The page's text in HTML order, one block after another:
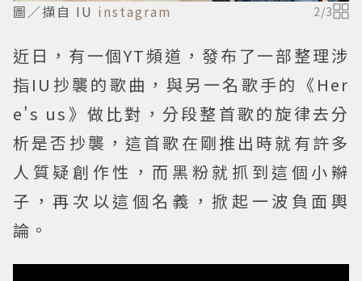
圖／擷自 IU instagram 2/3
近日，有一個YT頻道，發布了一部整理涉
指IU抄襲的歌曲，與另一名歌手的《Her
e's us》做比對，分段整首歌的旋律去分
析是否抄襲，這首歌在剛推出時就有許多
人質疑創作性，而黑粉就抓到這個小辮
子，再次以這個名義，掀起一波負面輿
論。